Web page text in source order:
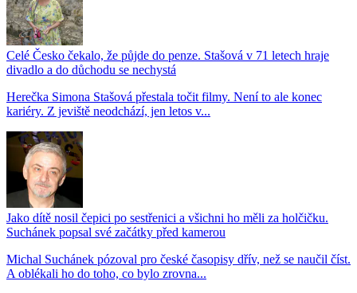
Celé Česko čekalo, že půjde do penze. Stašová v 71 letech hraje
divadlo a do důchodu se nechystá
Herečka Simona Stašová přestala točit filmy. Není to ale konec
kariéry. Z jeviště neodchází, jen letos v...
Jako dítě nosil čepici po sestřenici a všichni ho měli za holčičku.
Suchánek popsal své začátky před kamerou
Michal Suchánek pózoval pro české časopisy dřív, než se naučil číst.
A oblékali ho do toho, co bylo zrovna...